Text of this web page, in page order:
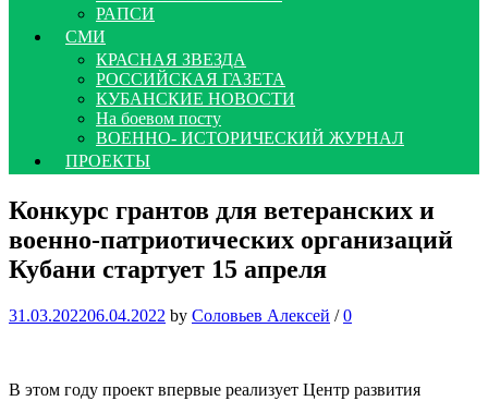
РАПСИ
СМИ
КРАСНАЯ ЗВЕЗДА
РОССИЙСКАЯ ГАЗЕТА
КУБАНСКИЕ НОВОСТИ
На боевом посту
ВОЕННО- ИСТОРИЧЕСКИЙ ЖУРНАЛ
ПРОЕКТЫ
Конкурс грантов для ветеранских и
военно-патриотических организаций
Кубани стартует 15 апреля
31.03.202206.04.2022 by Соловьев Алексей / 0
В этом году проект впервые реализует Центр развития